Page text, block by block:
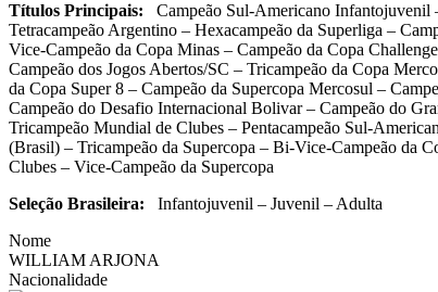
Títulos Principais: Campeão Sul-Americano Infantojuvenil
Tetracampeão Argentino – Hexacampeão da Superliga –
Vice-Campeão da Copa Minas – Campeão da Copa
Campeão dos Jogos Abertos/SC – Tricampeão da Copa
da Copa Super 8 – Campeão da Supercopa Mercosul –
Campeão do Desafio Internacional Bolivar – Campeão do
Tricampeão Mundial de Clubes – Pentacampeão Sul-
(Brasil) – Tricampeão da Supercopa – Bi-Vice-Campeão da
Clubes – Vice-Campeão da Supercopa
Seleção Brasileira: Infantojuvenil – Juvenil – Adulta
Nome
WILLIAM ARJONA
Nacionalidade